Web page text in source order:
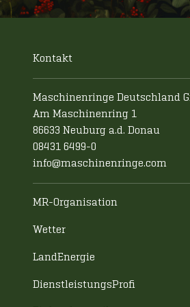
Kontakt
Maschinenringe Deutschland
Am Maschinenring 1
86633 Neuburg a.d. Donau
08431 6499-0
info@maschinenringe.com
MR-Organisation
Wetter
LandEnergie
DienstleistungsProfi